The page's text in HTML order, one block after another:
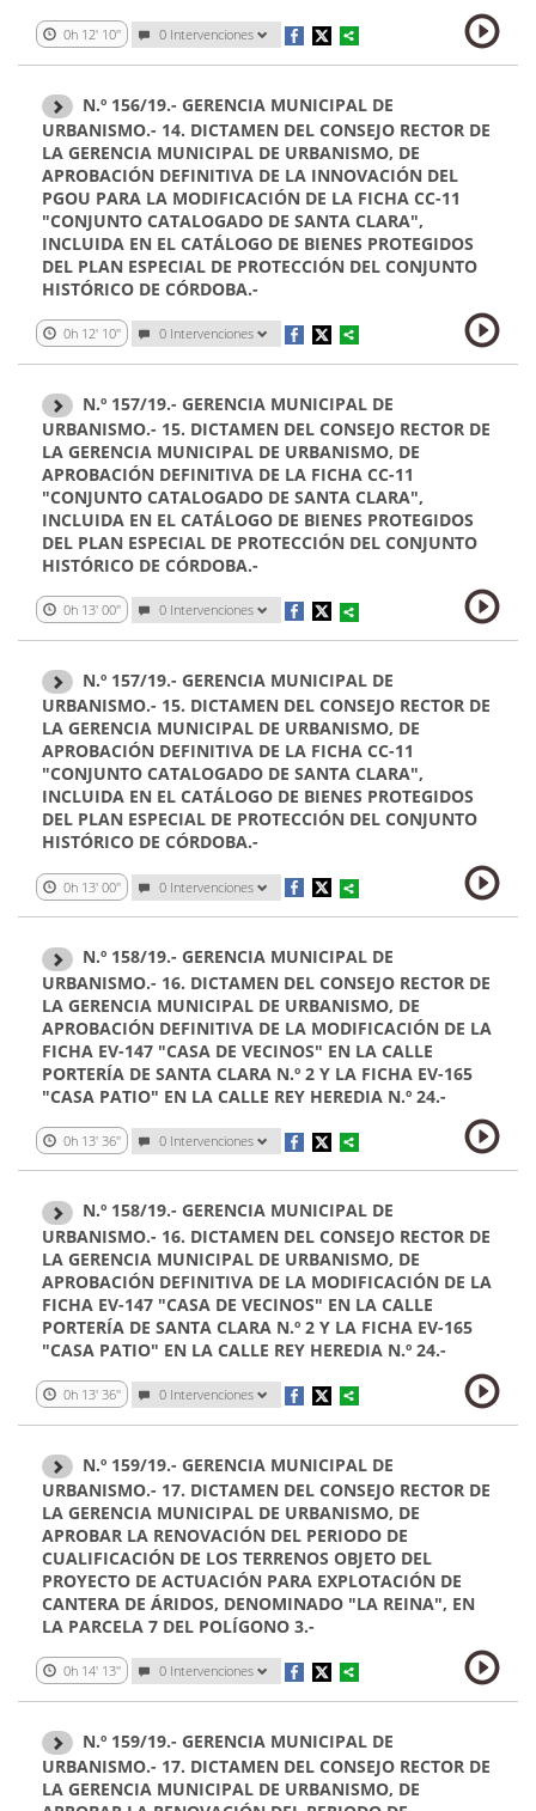
0h 12' 10'' 0 Intervenciones
N.º 156/19.- GERENCIA MUNICIPAL DE
URBANISMO.- 14. DICTAMEN DEL CONSEJO RECTOR DE
LA GERENCIA MUNICIPAL DE URBANISMO, DE
APROBACIÓN DEFINITIVA DE LA INNOVACIÓN DEL
PGOU PARA LA MODIFICACIÓN DE LA FICHA CC-11
"CONJUNTO CATALOGADO DE SANTA CLARA",
INCLUIDA EN EL CATÁLOGO DE BIENES PROTEGIDOS
DEL PLAN ESPECIAL DE PROTECCIÓN DEL CONJUNTO
HISTÓRICO DE CÓRDOBA.-
0h 12' 10'' 0 Intervenciones
N.º 157/19.- GERENCIA MUNICIPAL DE
URBANISMO.- 15. DICTAMEN DEL CONSEJO RECTOR DE
LA GERENCIA MUNICIPAL DE URBANISMO, DE
APROBACIÓN DEFINITIVA DE LA FICHA CC-11
"CONJUNTO CATALOGADO DE SANTA CLARA",
INCLUIDA EN EL CATÁLOGO DE BIENES PROTEGIDOS
DEL PLAN ESPECIAL DE PROTECCIÓN DEL CONJUNTO
HISTÓRICO DE CÓRDOBA.-
0h 13' 00'' 0 Intervenciones
N.º 157/19.- GERENCIA MUNICIPAL DE
URBANISMO.- 15. DICTAMEN DEL CONSEJO RECTOR DE
LA GERENCIA MUNICIPAL DE URBANISMO, DE
APROBACIÓN DEFINITIVA DE LA FICHA CC-11
"CONJUNTO CATALOGADO DE SANTA CLARA",
INCLUIDA EN EL CATÁLOGO DE BIENES PROTEGIDOS
DEL PLAN ESPECIAL DE PROTECCIÓN DEL CONJUNTO
HISTÓRICO DE CÓRDOBA.-
0h 13' 00'' 0 Intervenciones
N.º 158/19.- GERENCIA MUNICIPAL DE
URBANISMO.- 16. DICTAMEN DEL CONSEJO RECTOR DE
LA GERENCIA MUNICIPAL DE URBANISMO, DE
APROBACIÓN DEFINITIVA DE LA MODIFICACIÓN DE LA
FICHA EV-147 "CASA DE VECINOS" EN LA CALLE
PORTERÍA DE SANTA CLARA N.º 2 Y LA FICHA EV-165
"CASA PATIO" EN LA CALLE REY HEREDIA N.º 24.-
0h 13' 36'' 0 Intervenciones
N.º 158/19.- GERENCIA MUNICIPAL DE
URBANISMO.- 16. DICTAMEN DEL CONSEJO RECTOR DE
LA GERENCIA MUNICIPAL DE URBANISMO, DE
APROBACIÓN DEFINITIVA DE LA MODIFICACIÓN DE LA
FICHA EV-147 "CASA DE VECINOS" EN LA CALLE
PORTERÍA DE SANTA CLARA N.º 2 Y LA FICHA EV-165
"CASA PATIO" EN LA CALLE REY HEREDIA N.º 24.-
0h 13' 36'' 0 Intervenciones
N.º 159/19.- GERENCIA MUNICIPAL DE
URBANISMO.- 17. DICTAMEN DEL CONSEJO RECTOR DE
LA GERENCIA MUNICIPAL DE URBANISMO, DE
APROBAR LA RENOVACIÓN DEL PERIODO DE
CUALIFICACIÓN DE LOS TERRENOS OBJETO DEL
PROYECTO DE ACTUACIÓN PARA EXPLOTACIÓN DE
CANTERA DE ÁRIDOS, DENOMINADO "LA REINA", EN
LA PARCELA 7 DEL POLÍGONO 3.-
0h 14' 13'' 0 Intervenciones
N.º 159/19.- GERENCIA MUNICIPAL DE
URBANISMO.- 17. DICTAMEN DEL CONSEJO RECTOR DE
LA GERENCIA MUNICIPAL DE URBANISMO, DE